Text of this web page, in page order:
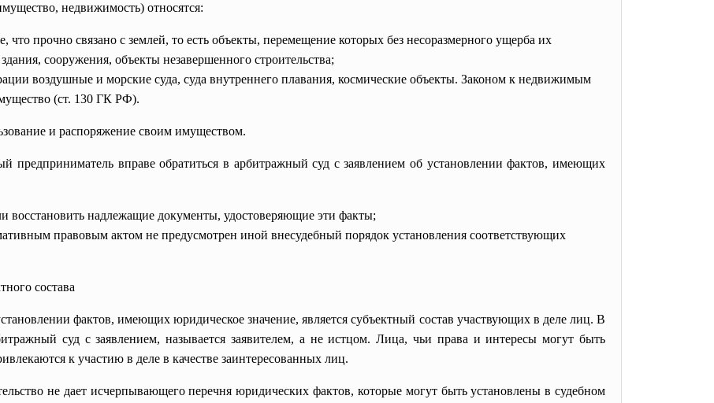
недвижимость) относятся:
что прочно связано с землей, то есть объекты, перемещение которых без несоразмерного ущерба их
сооружения, объекты незавершенного строительства;
воздушные и морские суда, суда внутреннего плавания, космические объекты. Законом к недвижимым
(ст. 130 ГК РФ).
и распоряжение своим имуществом.
предприниматель вправе обратиться в арбитражный суд с заявлением об установлении фактов, имеющих
восстановить надлежащие документы, удостоверяющие эти факты;
правовым актом не предусмотрен иной внесудебный порядок установления соответствующих
состава
фактов, имеющих юридическое значение, является субъектный состав участвующих в деле лиц. В
суд с заявлением, называется заявителем, а не истцом. Лица, чьи права и интересы могут быть
к участию в деле в качестве заинтересованных лиц.
не дает исчерпывающего перечня юридических фактов, которые могут быть установлены в судебном